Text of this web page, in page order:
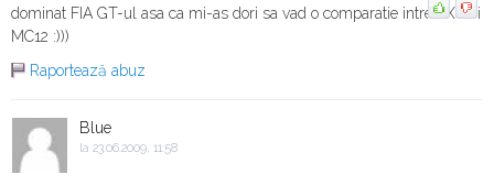
dominat FIA GT-ul asa ca mi-as dori sa vad o comparatie intre FXX si
MC12 :)))
Raportează abuz
Blue
la 23.06.2009, 11:58